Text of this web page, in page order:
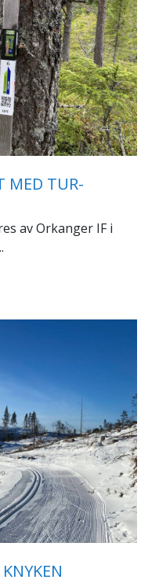
MED TUR-
av Orkanger IF i